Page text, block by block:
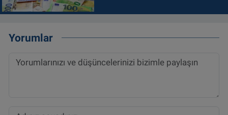
Yorumlar